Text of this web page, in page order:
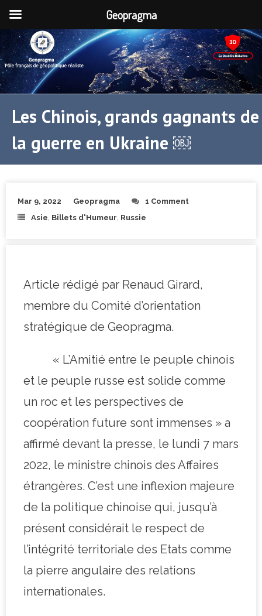
Les Chinois, grands gagnants de
la guerre en Ukraine ￼
Mar 9, 2022 Geopragma
1 Comment
Asie Billets d'Humeur Russie
Article rédigé par Renaud Girard,
membre du Comité d’orientation
stratégique de Geopragma.
« L’Amitié entre le peuple chinois
et le peuple russe est solide comme
un roc et les perspectives de
coopération future sont immenses » a
affirmé devant la presse, le lundi 7 mars
2022, le ministre chinois des Affaires
étrangères. C’est une inflexion majeure
de la politique chinoise qui, jusqu’à
présent considérait le respect de
l’intégrité territoriale des Etats comme
la pierre angulaire des relations
internationales.
Geopragma